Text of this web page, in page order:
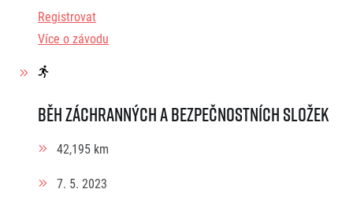
Registrovat
Více o závodu
Běh záchranných a bezpečnostních složek
42,195 km
7. 5. 2023